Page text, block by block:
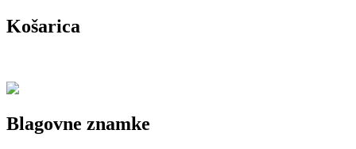
Košarica
Blagovne znamke